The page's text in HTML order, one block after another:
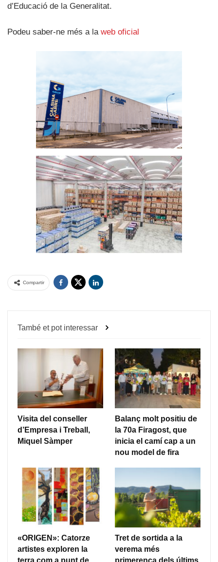
d’Educació de la Generalitat.
Podeu saber-ne més a la web oficial
Compartir
També et pot interessar
Visita del conseller
d’Empresa i Treball,
Miquel Sàmper
Balanç molt positiu de
la 70a Firagost, que
inicia el camí cap a un
nou model de fira
«ORIGEN»: Catorze
artistes exploren la
terra com a punt de
Tret de sortida a la
verema més
primerenca dels últims